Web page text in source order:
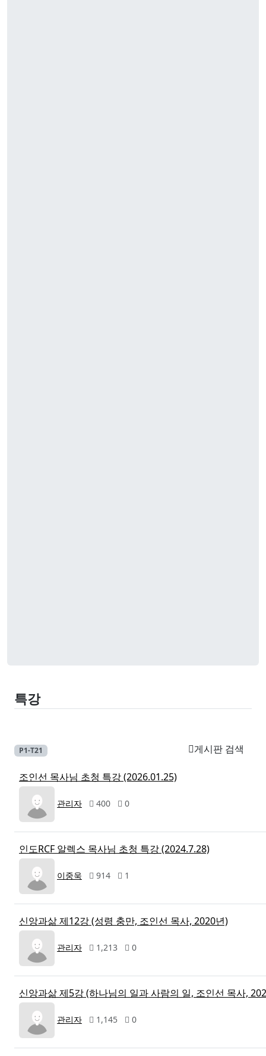
특강
P1-T21 게시판 검색
조인선 목사님 초청 특강 (2026.01.25)
관리자 400 0
인도RCF 알렉스 목사님 초청 특강 (2024.7.28)
이중욱 914 1
신앙과삶 제12강 (성령 충만, 조인선 목사, 2020년)
관리자 1,213 0
신앙과삶 제5강 (하나님의 일과 사람의 일, 조인선 목사,
관리자 1,145 0